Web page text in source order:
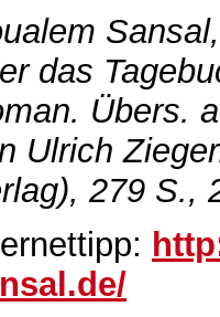
das
Übers.
Ulrich
279 S.,